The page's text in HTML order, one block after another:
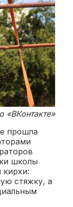
«ВКонтакте»
прошла
школы
кирхи:
стяжку, а